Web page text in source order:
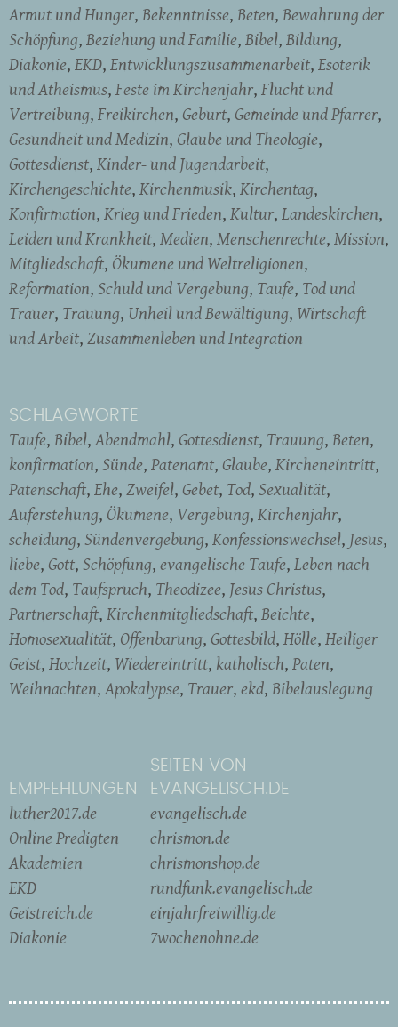
Armut und Hunger Bekenntnisse Beten Bewahrung der
Schöpfung Beziehung und Familie Bibel Bildung
Diakonie EKD Entwicklungszusammenarbeit Esoterik
und Atheismus Feste im Kirchenjahr Flucht und
Vertreibung Freikirchen Geburt Gemeinde und Pfarrer
Gesundheit und Medizin Glaube und Theologie
Gottesdienst Kinder- und Jugendarbeit
Kirchengeschichte Kirchenmusik Kirchentag
Konfirmation Krieg und Frieden Kultur Landeskirchen
Leiden und Krankheit Medien Menschenrechte Mission
Mitgliedschaft Ökumene und Weltreligionen
Reformation Schuld und Vergebung Taufe Tod und
Trauer Trauung Unheil und Bewältigung Wirtschaft
und Arbeit Zusammenleben und Integration
SCHLAGWORTE
Taufe Bibel Abendmahl Gottesdienst Trauung Beten
konfirmation Sünde Patenamt Glaube Kircheneintritt
Patenschaft Ehe Zweifel Gebet Tod Sexualität
Auferstehung Ökumene Vergebung Kirchenjahr
scheidung Sündenvergebung Konfessionswechsel Jesus
liebe Gott Schöpfung evangelische Taufe Leben nach
dem Tod Taufspruch Theodizee Jesus Christus
Partnerschaft Kirchenmitgliedschaft Beichte
Homosexualität Offenbarung Gottesbild Hölle Heiliger
Geist Hochzeit Wiedereintritt katholisch Paten
Weihnachten Apokalypse Trauer ekd Bibelauslegung
EMPFEHLUNGEN
luther2017.de
Online Predigten
Akademien
EKD
Geistreich.de
Diakonie
SEITEN VON
EVANGELISCH.DE
evangelisch.de
chrismon.de
chrismonshop.de
rundfunk.evangelisch.de
einjahrfreiwillig.de
7wochenohne.de